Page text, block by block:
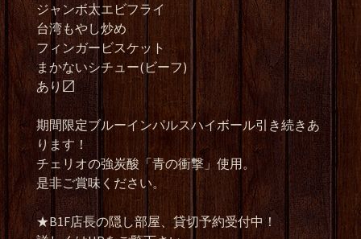
ジャンボ太エビフライ
台湾もやし炒め
フィンガービスケット
まかないシチュー(ビーフ)
あり〼
期間限定ブルーインパルスハイボール引き続きあ
ります！
チェリオの強炭酸「青の衝撃」使用。
是非ご賞味ください。
★B1F店長の隠し部屋、貸切予約受付中！